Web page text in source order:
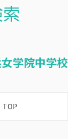
学院中学校
TOP